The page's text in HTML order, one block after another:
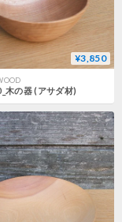
¥3,850
木の器 (アサダ材)